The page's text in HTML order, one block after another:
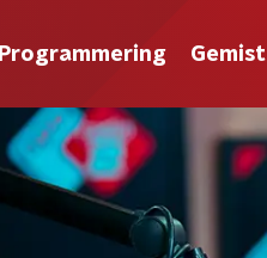
Programmering Gemist